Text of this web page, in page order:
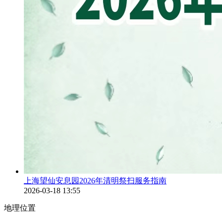
上海望仙安息园2026年清明祭扫服务指南
2026-03-18 13:55
地理位置